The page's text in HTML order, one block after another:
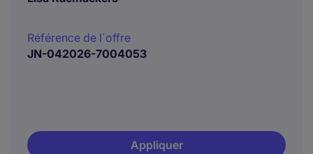
Référence de l´offre
JN-042026-7004053
Appliquer